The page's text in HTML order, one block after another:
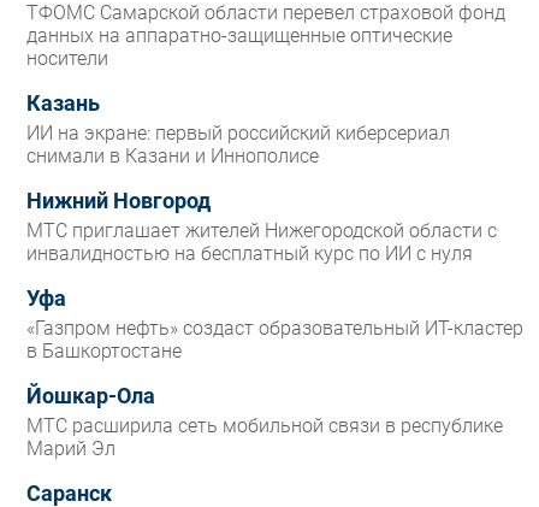
ТФОМС Самарской области перевел страховой фонд
данных на аппаратно-защищенные оптические
носители
Казань
ИИ на экране: первый российский киберсериал
снимали в Казани и Иннополисе
Нижний Новгород
МТС приглашает жителей Нижегородской области с
инвалидностью на бесплатный курс по ИИ с нуля
Уфа
«Газпром нефть» создаст образовательный ИТ-кластер
в Башкортостане
Йошкар-Ола
МТС расширила сеть мобильной связи в республике
Марий Эл
Саранск